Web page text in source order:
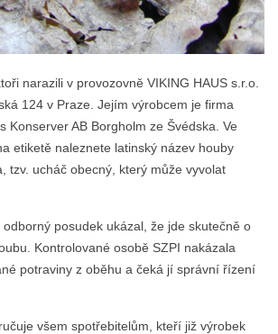
narazili v provozovně VIKING HAUS s.r.o.
124 v Praze. Jejím výrobcem je firma
Konserver AB Borgholm ze Švédska. Ve
etiketě naleznete latinský název houby
tzv. ucháč obecný, který může vyvolat
posudek ukázal, že jde skutečně o
Kontrolované osobě SZPI nakázala
potraviny z oběhu a čeká jí správní řízení
všem spotřebitelům, kteří již výrobek